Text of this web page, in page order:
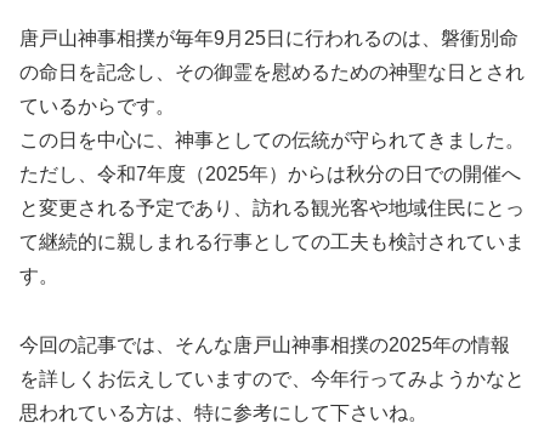
唐戸山神事相撲が毎年9月25日に行われるのは、磐衝別命
の命日を記念し、その御霊を慰めるための神聖な日とされ
ているからです。
この日を中心に、神事としての伝統が守られてきました。
ただし、令和7年度（2025年）からは秋分の日での開催へ
と変更される予定であり、訪れる観光客や地域住民にとっ
て継続的に親しまれる行事としての工夫も検討されていま
す。
今回の記事では、そんな唐戸山神事相撲の2025年の情報
を詳しくお伝えしていますので、今年行ってみようかなと
思われている方は、特に参考にして下さいね。